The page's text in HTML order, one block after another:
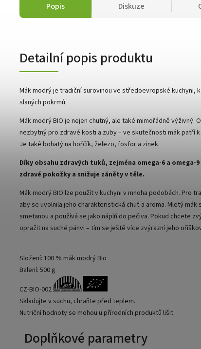
Popis Diskuze
Detailní popis produktu
Mák modrý je tradiční surovinou ve středoevropské kuchyni,
slaných pokrmů.
Mák modrý BIO je nejen chutný, ale také mimořádně výživný.
nezbytný pro zdravé kosti a zuby – ve skutečnosti mák patří
Je také bohatý na hořčík, železo, fosfor a zinek.
Díky obsahu zdravých tuků, zejména omega-6 a
zdravé pokožky a snižuje záněty v těle.
Mák modrý BIO lze použít v kuchyni v mnoha podobách. Pro
aby se uvolnila jeho charakteristická chuť a aroma. Mletý
smetanou a používá se jako náplň do pečiva. Pokud chcete
opražit na suché pánvi – tím se ještě více zvýrazní jeho
Složení: 100 % mák modrý Bio
Balení: 500 g
CZ-BIO-002
Skladujte v suchu, chraňte před teplem.
Nutriční hodnoty se mohou u přírodních produktů lišit.
Doplňkové parametry